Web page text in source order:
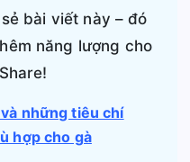
bài viết này – đó
năng lượng cho
những tiêu chí
hợp cho gà